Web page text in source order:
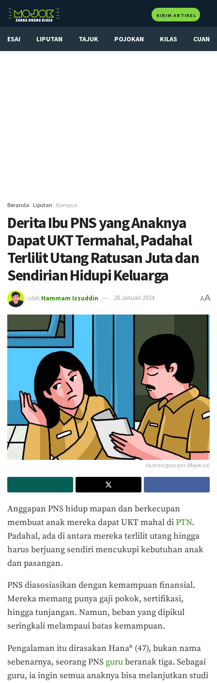
KIRIM ARTIKEL
ESAI LIPUTAN TAJUK POJOKAN KILAS CUAN
Beranda Liputan Kampus
Derita Ibu PNS yang Anaknya
Dapat UKT Termahal, Padahal
Terlilit Utang Ratusan Juta dan
Sendirian Hidupi Keluarga
oleh Hammam Izzuddin 28 Januari 2024 AA
Ilustrasi guru pns (Mojok.co)
Anggapan PNS hidup mapan dan berkecupan
membuat anak mereka dapat UKT mahal diPTN.
Padahal, ada di antara mereka terlilit utang hingga
harus berjuang sendiri mencukupi kebutuhan anak
dan pasangan.
PNS diasosiasikan dengan kemampuan finansial.
Mereka memang punya gaji pokok, sertifikasi,
hingga tunjangan. Namun, beban yang dipikul
seringkali melampaui batas kemampuan.
Pengalaman itu dirasakan Hana* (47), bukan nama
sebenarnya, seorang PNS guruberanak tiga. Sebagai
guru, ia ingin semua anaknya bisa melanjutkan studi